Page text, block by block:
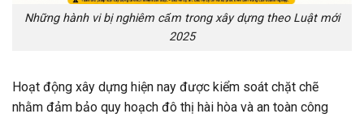
Những hành vi bị nghiêm cấm trong xây dựng theo Luật mới
2025
Hoạt động xây dựng hiện nay được kiểm soát chặt chẽ
nhằm đảm bảo quy hoạch đô thị hài hòa và an toàn công